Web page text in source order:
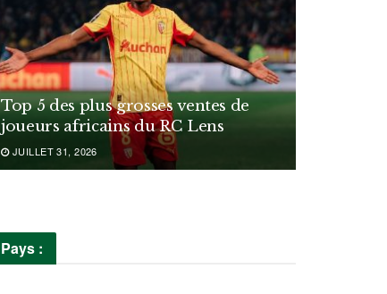
Top 5 des plus grosses ventes de
joueurs africains du RC Lens
JUILLET 31, 2026
Pays :